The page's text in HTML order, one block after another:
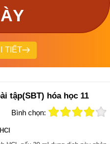
TIẾT
tập(SBT) hóa học 11
Bình chọn: